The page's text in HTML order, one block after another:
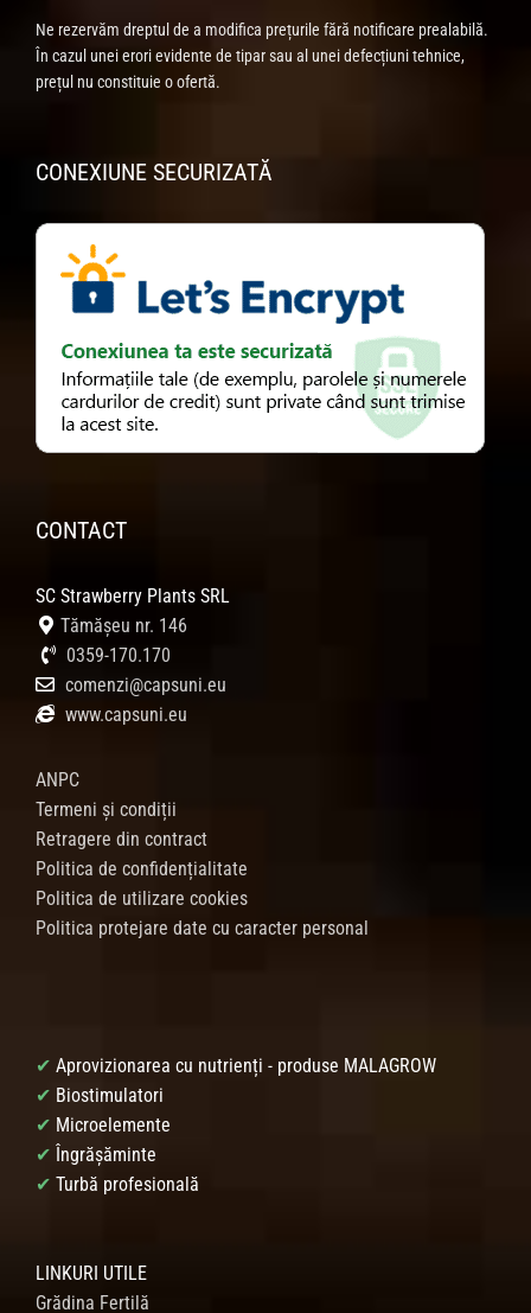
Ne rezervăm dreptul de a modifica prețurile fără notificare prealabilă.
În cazul unei erori evidente de tipar sau al unei defecțiuni tehnice,
prețul nu constituie o ofertă.
CONEXIUNE SECURIZATĂ
CONTACT
SC Strawberry Plants SRL
Tămășeu nr. 146
0359-170.170
comenzi@capsuni.eu
www.capsuni.eu
ANPC
Termeni și condiții
Retragere din contract
Politica de confidențialitate
Politica de utilizare cookies
Politica protejare date cu caracter personal
✔ Aprovizionarea cu nutrienți - produse MALAGROW
✔ Biostimulatori
✔ Microelemente
✔ Îngrășăminte
✔ Turbă profesională
LINKURI UTILE
Grădina Fertilă